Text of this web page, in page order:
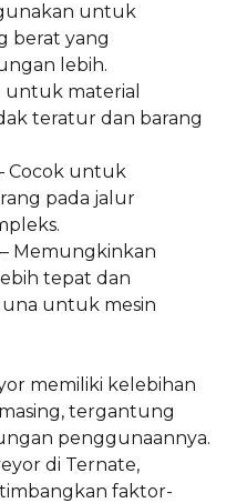
untuk
berat yang
lebih.
untuk material
teratur dan barang
Cocok untuk
pada jalur
– Memungkinkan
tepat dan
untuk mesin
memiliki kelebihan
tergantung
penggunaannya.
di Ternate,
faktor-